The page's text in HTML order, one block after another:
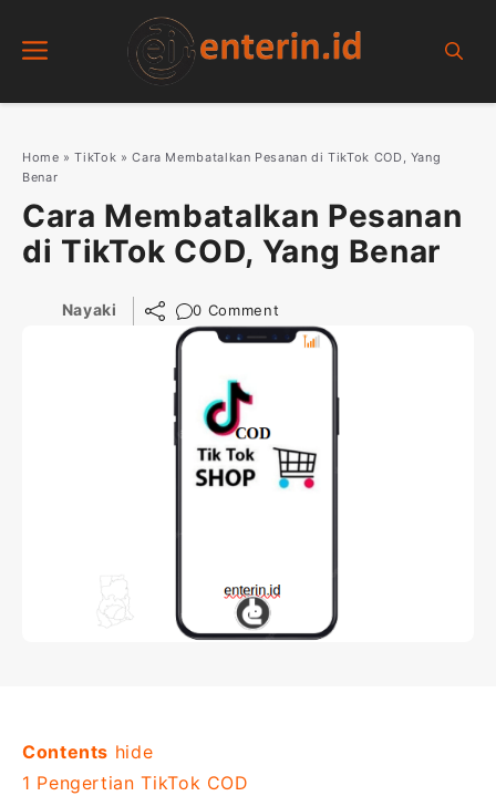
Menu
Home »TikTok »Cara Membatalkan Pesanan di TikTok COD, Yang
Benar
Cara Membatalkan Pesanan
di TikTok COD, Yang Benar
Nayaki 0 Comment
Contents hide
1 Pengertian TikTok COD